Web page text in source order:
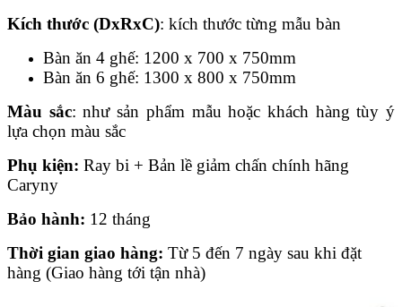
Kích thước (DxRxC): kích thước từng mẫu bàn
Bàn ăn 4 ghế: 1200 x 700 x 750mm
Bàn ăn 6 ghế: 1300 x 800 x 750mm
Màu sắc: như sản phẩm mẫu hoặc khách hàng tùy ý
lựa chọn màu sắc
Phụ kiện: Ray bi + Bản lề giảm chấn chính hãng
Caryny
Bảo hành: 12 tháng
Thời gian giao hàng: Từ 5 đến 7 ngày sau khi đặt
hàng (Giao hàng tới tận nhà)